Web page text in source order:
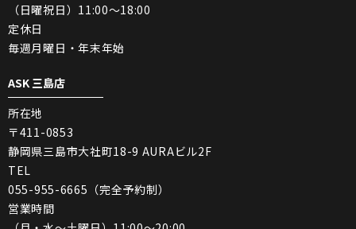
（日曜祝日）11:00〜18:00
定休日
毎週月曜日・年末年始
ASK 三島店
所在地
〒411-0853
静岡県三島市大社町18-9 AURAビル2F
TEL
055-955-6665（完全予約制）
営業時間